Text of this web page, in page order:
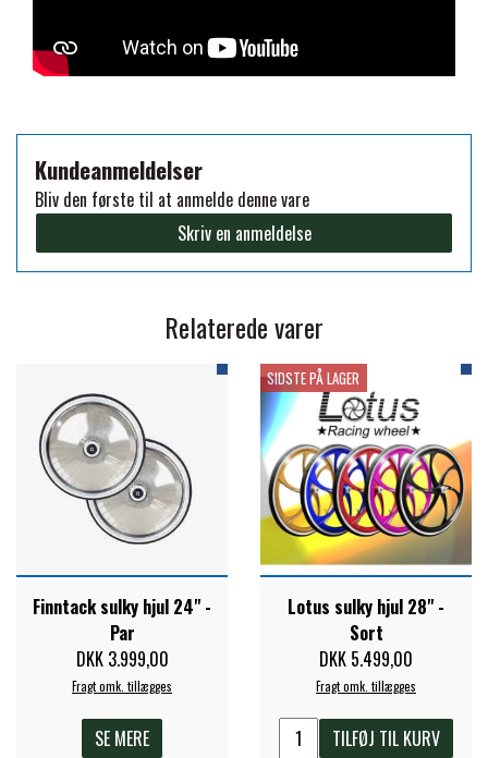
PREMIER EQUINE KØLETERAPI
PREMIER EQUINE GROOMING & STALD
PREMIER EQUINE RYTTER
LIKIT
MUSTAD
NAF
PREMIER EQUINE
RACING TACK
STAR TACK
STUD MUFFIN
Kundeanmeldelser
Bliv den første til at anmelde denne vare
Skriv en anmeldelse
Relaterede varer
Finntack sulky hjul 24" -
Par
DKK 3.999,00
Fragt omk. tillægges
SE MERE
SIDSTE PÅ LAGER
Lotus sulky hjul 28" -
Sort
DKK 5.499,00
Fragt omk. tillægges
TILFØJ TIL KURV